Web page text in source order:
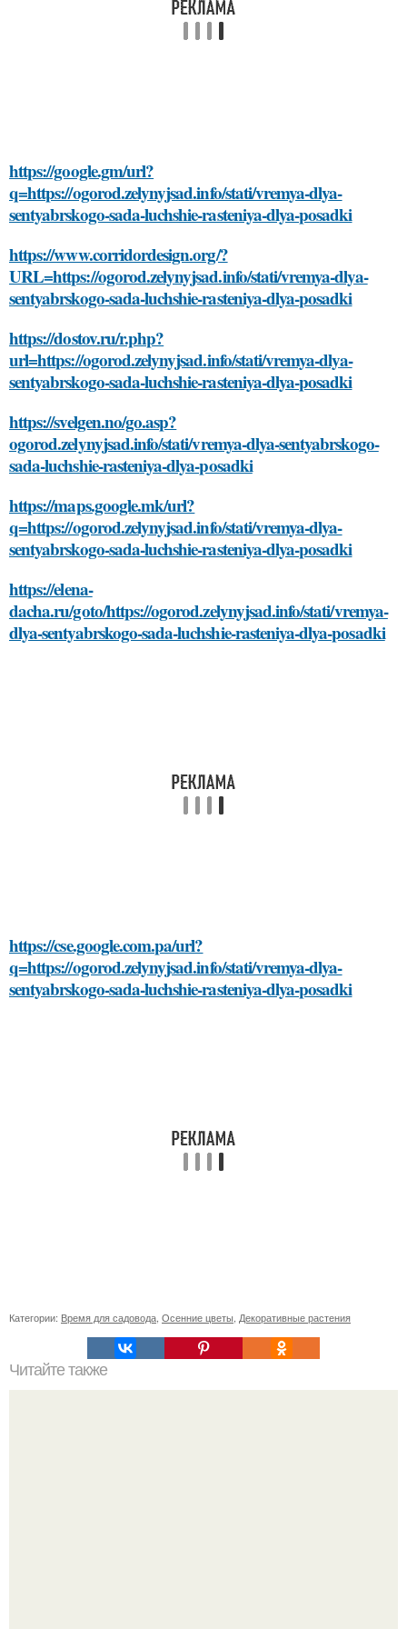
https://google.gm/url?
q=https://ogorod.zelynyjsad.info/stati/vremya-dlya-
sentyabrskogo-sada-luchshie-rasteniya-dlya-posadki
https://www.corridordesign.org/?
URL=https://ogorod.zelynyjsad.info/stati/vremya-dlya-
sentyabrskogo-sada-luchshie-rasteniya-dlya-posadki
https://dostov.ru/r.php?
url=https://ogorod.zelynyjsad.info/stati/vremya-dlya-
sentyabrskogo-sada-luchshie-rasteniya-dlya-posadki
https://svelgen.no/go.asp?
ogorod.zelynyjsad.info/stati/vremya-dlya-sentyabrskogo-
sada-luchshie-rasteniya-dlya-posadki
https://maps.google.mk/url?
q=https://ogorod.zelynyjsad.info/stati/vremya-dlya-
sentyabrskogo-sada-luchshie-rasteniya-dlya-posadki
https://elena-
dacha.ru/goto/https://ogorod.zelynyjsad.info/stati/vremya-
dlya-sentyabrskogo-sada-luchshie-rasteniya-dlya-posadki
https://cse.google.com.pa/url?
q=https://ogorod.zelynyjsad.info/stati/vremya-dlya-
sentyabrskogo-sada-luchshie-rasteniya-dlya-posadki
Категории: Время для садовода Осенние цветы Декоративные растения
Читайте также